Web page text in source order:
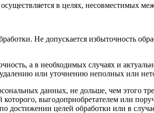
в целях, несовместимых
Не допускается избыточность
а в необходимых случаях и
или уточнению неполных или
данных, не дольше, чем этого
выгодоприобретателем или
целей обработки или в